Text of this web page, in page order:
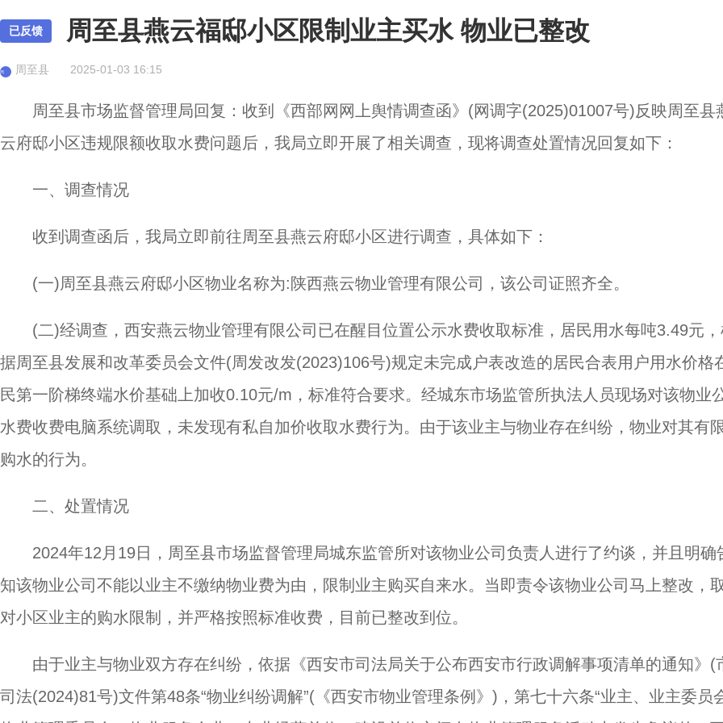
已反馈 周至县燕云福邸小区限制业主买水 物业已整改
周 周至县 2025-01-03 16:15
周至县市场监督管理局回复：收到《西部网网上舆情调查函》(网调字(2025)01007号)反映周至县
云府邸小区违规限额收取水费问题后，我局立即开展了相关调查，现将调查处置情况回复如下：
一、调查情况
收到调查函后，我局立即前往周至县燕云府邸小区进行调查，具体如下：
(一)周至县燕云府邸小区物业名称为:陕西燕云物业管理有限公司，该公司证照齐全。
(二)经调查，西安燕云物业管理有限公司已在醒目位置公示水费收取标准，居民用水每吨3.49元
据周至县发展和改革委员会文件(周发改发(2023)106号)规定未完成户表改造的居民合表用户用水价格
民第一阶梯终端水价基础上加收0.10元/m，标准符合要求。经城东市场监管所执法人员现场对该物业
水费收费电脑系统调取，未发现有私自加价收取水费行为。由于该业主与物业存在纠纷，物业对其有
购水的行为。
二、处置情况
2024年12月19日，周至县市场监督管理局城东监管所对该物业公司负责人进行了约谈，并且明确
知该物业公司不能以业主不缴纳物业费为由，限制业主购买自来水。当即责令该物业公司马上整改，
对小区业主的购水限制，并严格按照标准收费，目前已整改到位。
由于业主与物业双方存在纠纷，依据《西安市司法局关于公布西安市行政调解事项清单的通知》(
司法(2024)81号)文件第48条“物业纠纷调解”(《西安市物业管理条例》)，第七十六条“业主、业主委员